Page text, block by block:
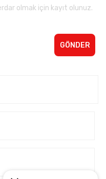
olmak için kayıt olunuz.
GÖNDER